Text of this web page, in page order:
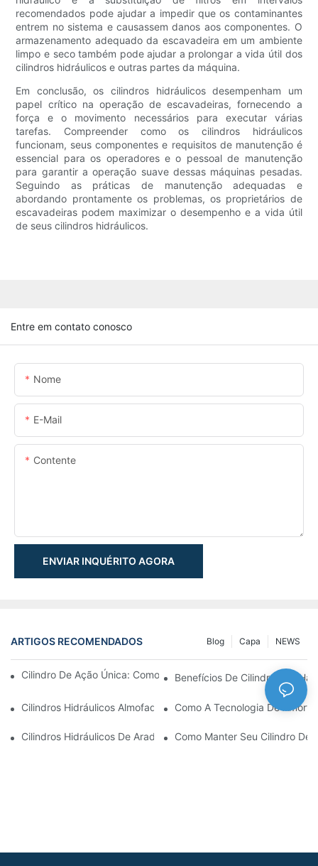
recomendados pode ajudar a impedir que os contaminantes
entrem no sistema e causassem danos aos componentes. O
armazenamento adequado da escavadeira em um ambiente
limpo e seco também pode ajudar a prolongar a vida útil dos
cilindros hidráulicos e outras partes da máquina.
Em conclusão, os cilindros hidráulicos desempenham um
papel crítico na operação de escavadeiras, fornecendo a
força e o movimento necessários para executar várias
tarefas. Compreender como os cilindros hidráulicos
funcionam, seus componentes e requisitos de manutenção é
essencial para os operadores e o pessoal de manutenção
para garantir a operação suave dessas máquinas pesadas.
Seguindo as práticas de manutenção adequadas e
abordando prontamente os problemas, os proprietários de
escavadeiras podem maximizar o desempenho e a vida útil
de seus cilindros hidráulicos.
Entre em contato conosco
Nome
E-Mail
Contente
ENVIAR INQUÉRITO AGORA
ARTIGOS RECOMENDADOS NEWS
Capa
Blog
Cilindro De Ação Única: Como Funciona & Aplicações Comuns
Benefícios De Cilindros De
Cilindros Hidráulicos Almofadados: Reduzindo O Impacto &
Como A Tecnologia De
Cilindros Hidráulicos De Arado De Neve: Principais Recursos
Como Manter Seu Cilindro De